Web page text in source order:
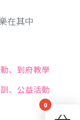
在其中
、到府教學
、公益活動
0